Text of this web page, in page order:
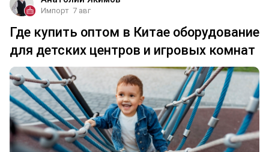
Импорт 7 авг
Где купить оптом в Китае оборудование
для детских центров и игровых комнат